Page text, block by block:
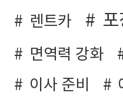
렌트카
면역력 강화
이사 준비